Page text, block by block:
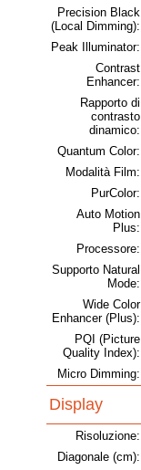
Precision Black
(Local Dimming):
Peak Illuminator:
Contrast
Enhancer:
Rapporto di
contrasto
dinamico:
Quantum Color:
Modalità Film:
PurColor:
Auto Motion
Plus:
Processore:
Supporto Natural
Mode:
Wide Color
Enhancer (Plus):
PQI (Picture
Quality Index):
Micro Dimming:
Display
Risoluzione:
Diagonale (cm):